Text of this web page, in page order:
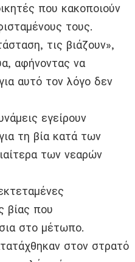
που κακοποιούν
τους.
τις βιάζουν»,
αφήνοντας να
αυτό τον λόγο δεν
εγείρουν
τη βία κατά των
των νεαρών
βίας που
στο μέτωπο.
στον στρατό